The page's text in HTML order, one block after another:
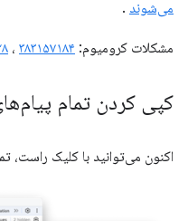
می‌شوند .
مشکلات کرومیوم: ۳۸۳۱۵۷۱۸۴ ،
کپی کردن تمام
اکنون می‌توانید با کلیک راست،